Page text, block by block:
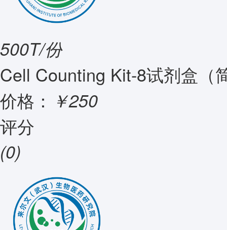
500T/份
Cell Counting Kit-8试剂盒（
价格： ￥250
评分
(0)